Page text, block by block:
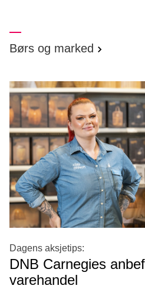
Børs og marked
Dagens aksjetips:
DNB Carnegies
varehandel